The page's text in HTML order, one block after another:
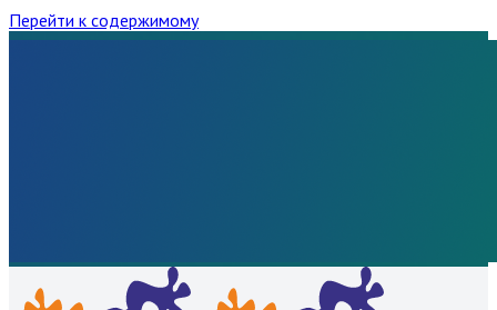
Перейти к содержимому